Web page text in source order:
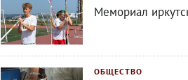
Мемориал
ОБЩЕСТВО